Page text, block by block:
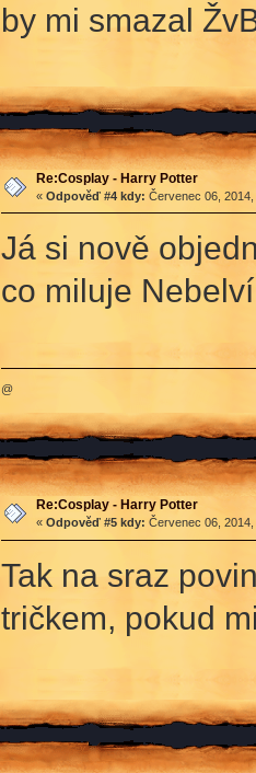
by mi smazal
Re:Cosplay - Harry Potter
« Odpověď #4 kdy: Červenec 06,
Já si nově
co miluje
@
Re:Cosplay - Harry Potter
« Odpověď #5 kdy: Červenec 06,
Tak na sraz
tričkem, pokud